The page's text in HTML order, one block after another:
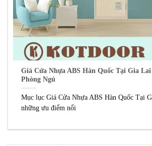
Giá Cửa Nhựa ABS Hàn Quốc Tại Gia
Phòng Ngủ
Mục lục Giá Cửa Nhựa ABS Hàn Quốc Tại
những ưu điểm nổi